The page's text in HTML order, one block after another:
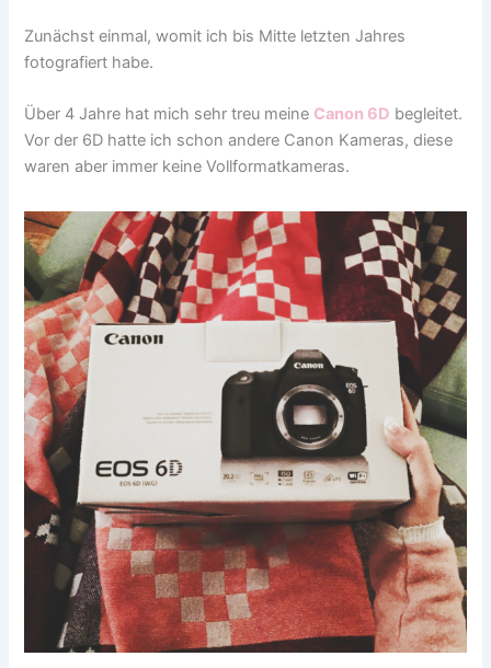
Zunächst einmal, womit ich bis Mitte letzten Jahres
fotografiert habe.
Über 4 Jahre hat mich sehr treu meine Canon 6D begleitet.
Vor der 6D hatte ich schon andere Canon Kameras, diese
waren aber immer keine Vollformatkameras.